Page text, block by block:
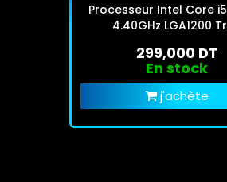
Processeur Intel Core i5
4.40GHz LGA1200
299,000 DT
En stock
j'achète